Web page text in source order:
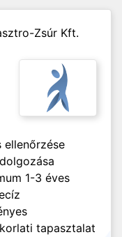
Zsúr Kft.
ellenőrzése
1-3 éves
tapasztalat